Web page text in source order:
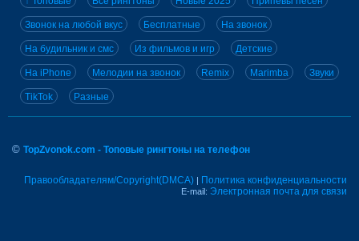
Звонок на любой вкус Бесплатные На звонок
На будильник и смс Из фильмов и игр Детские
На iPhone Мелодии на звонок Remix Marimba Звуки
TikTok Разные
© TopZvonok.com - Топовые рингтоны на телефон
Правообладателям/Copyright(DMCA) | Политика конфиденциальности
E-mail: Электронная почта для связи